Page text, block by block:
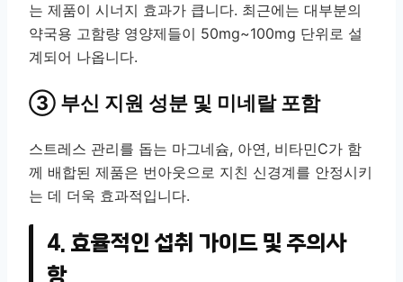
는 제품이 시너지 효과가 큽니다. 최근에는 대부분의
약국용 고함량 영양제들이 50mg~100mg 단위로 설
계되어 나옵니다.
③ 부신 지원 성분 및 미네랄 포함
스트레스 관리를 돕는 마그네슘, 아연, 비타민C가 함
께 배합된 제품은 번아웃으로 지친 신경계를 안정시키
는 데 더욱 효과적입니다.
4. 효율적인 섭취 가이드 및 주의사
항